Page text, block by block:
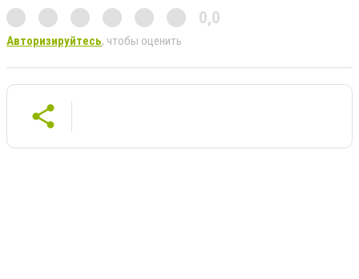
0,0
Авторизируйтесь, чтобы оценить